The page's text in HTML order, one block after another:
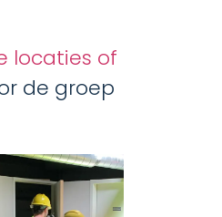
locaties of
de groep